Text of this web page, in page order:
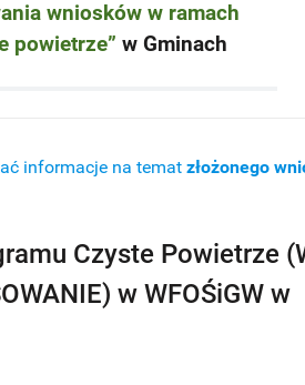
wniosków w ramach
powietrze” w Gminach
informacje na temat złożonego
Czyste Powietrze
w WFOŚiGW w